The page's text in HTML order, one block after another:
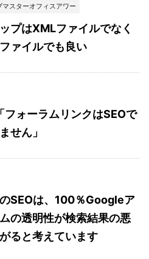
マスターオフィスアワー
プはXMLファイルでなく
ァイルでも良い
ォーラムリンクはSEOで
せん」
SEOは、100％Googleア
の透明性が検索結果の悪
ると考えています